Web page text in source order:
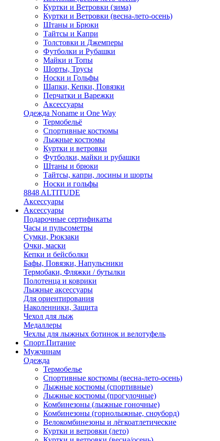
Куртки и Ветровки (зима)
Куртки и Ветровки (весна-лето-осень)
Штаны и Брюки
Тайтсы и Капри
Толстовки и Джемперы
Футболки и Рубашки
Майки и Топы
Шорты, Трусы
Носки и Гольфы
Шапки, Кепки, Повязки
Перчатки и Варежки
Аксессуары
Одежда Noname и One Way
Термобельё
Спортивные костюмы
Лыжные костюмы
Куртки и ветровки
Футболки, майки и рубашки
Штаны и брюки
Тайтсы, капри, лосины и шорты
Носки и гольфы
8848 ALTITUDE
Аксессуары
Аксессуары
Подарочные сертификаты
Часы и пульсометры
Сумки, Рюкзаки
Очки, маски
Кепки и бейсболки
Бафы, Повязки, Напульсники
Термобаки, Фляжки / бутылки
Полотенца и коврики
Лыжные аксессуары
Для ориентирования
Наколенники, Защита
Чехол для лыж
Медаллеры
Чехлы для лыжных ботинок и велотуфель
Спорт.Питание
Мужчинам
Одежда
Термобелье
Спортивные костюмы (весна-лето-осень)
Лыжные костюмы (спортивные)
Лыжные костюмы (прогулочные)
Комбинезоны (лыжные гоночные)
Комбинезоны (горнолыжные, сноуборд)
Велокомбинезоны и лёгкоатлетические
Куртки и ветровки (лето)